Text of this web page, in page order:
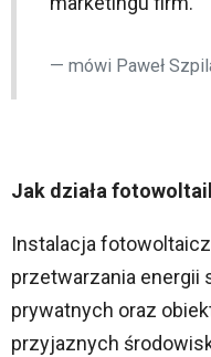
mówi Paweł
Jak działa
Instalacja
przetwarzania energii
prywatnych oraz
przyjaznych